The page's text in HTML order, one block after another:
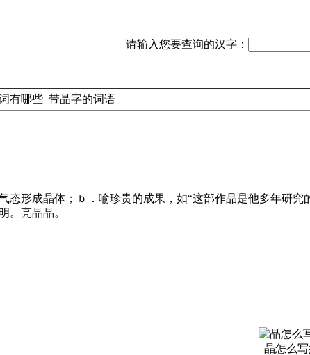
请输入您要查询的汉字：
有哪些_带晶字的词语
态形成晶体；ｂ．喻珍贵的成果，如“这部作品是他多年研究
。亮晶晶。
晶怎么